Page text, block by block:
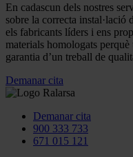
En cadascun dels nostres
sobre la correcta instal·lació
els fabricants líders i ens
materials homologats
garantia d’un treball de
Demanar cita
Demanar cita
900 333 733
671 015 121